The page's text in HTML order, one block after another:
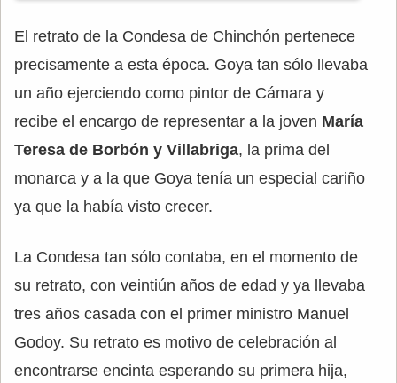
El retrato de la Condesa de Chinchón pertenece
precisamente a esta época. Goya tan sólo llevaba
un año ejerciendo como pintor de Cámara y
recibe el encargo de representar a la joven María
Teresa de Borbón y Villabriga, la prima del
monarca y a la que Goya tenía un especial cariño
ya que la había visto crecer.
La Condesa tan sólo contaba, en el momento de
su retrato, con veintiún años de edad y ya llevaba
tres años casada con el primer ministro Manuel
Godoy. Su retrato es motivo de celebración al
encontrarse encinta esperando su primera hija,